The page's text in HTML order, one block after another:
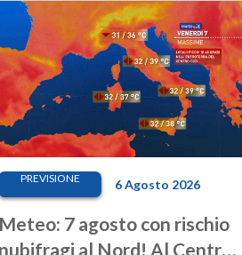
PREVISIONE 6 Agosto 2026
Meteo: 7 agosto con rischio
nubifragi al Nord! Al Centro-